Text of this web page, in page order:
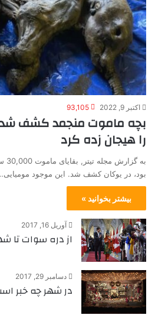
اکتبر 9, 2022 93,105
بچه ماموت منجمد کشف شده
را هیجان زده کرد
بود، در یوکان کشف شد. این موجود
بیشتر بخوانید »
آوریل 16, 2017
از دره سوات تا
دسامبر 29, 2017
در شهر چه خبر